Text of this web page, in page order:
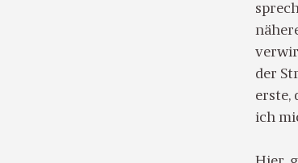
der
erste,
ich